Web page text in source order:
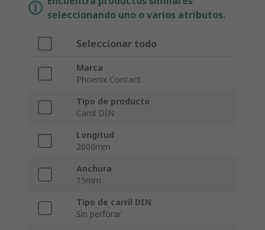
seleccionando uno o varios atributos.
Seleccionar todo
Marca
Phoenix Contact
Tipo de producto
Carril DIN
Longitud
2000mm
Anchura
15mm
Tipo de carril DIN
Sin perforar